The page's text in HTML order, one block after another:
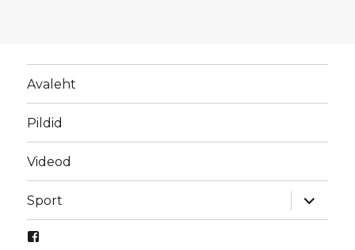
Avaleht
Pildid
Videod
Sport
laienda